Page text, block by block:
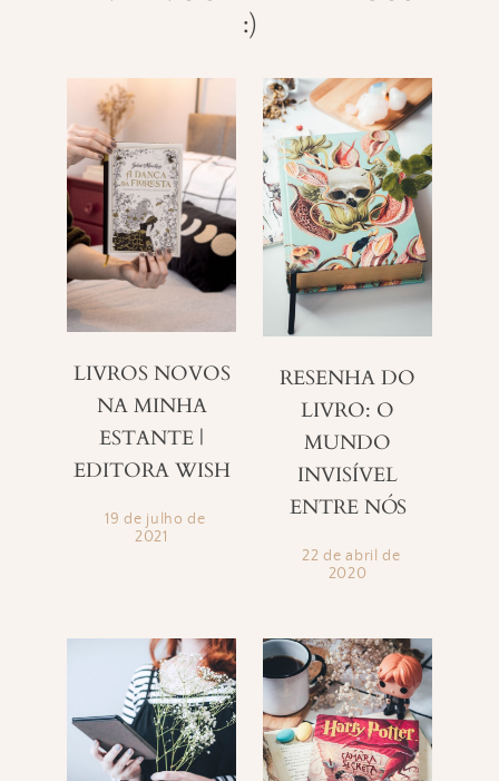
:)
LIVROS NOVOS
NA MINHA
ESTANTE |
EDITORA WISH
19 de julho de
2021
RESENHA DO
LIVRO: O
MUNDO
INVISÍVEL
ENTRE NÓS
22 de abril de
2020